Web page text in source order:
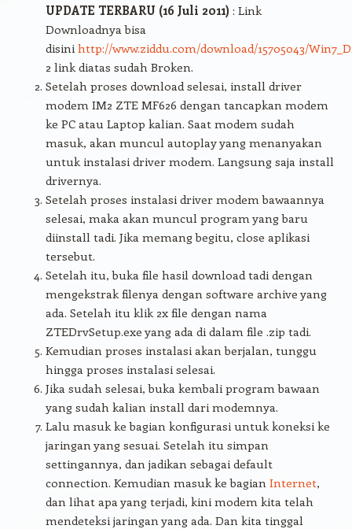
UPDATE TERBARU (16 Juli 2011) : Link
Downloadnya bisa
disini http://www.ziddu.com/download/15705043/
2 link diatas sudah Broken.
Setelah proses download selesai, install driver
modem IM2 ZTE MF626 dengan tancapkan modem
ke PC atau Laptop kalian. Saat modem sudah
masuk, akan muncul autoplay yang menanyakan
untuk instalasi driver modem. Langsung saja install
drivernya.
Setelah proses instalasi driver modem bawaannya
selesai, maka akan muncul program yang baru
diinstall tadi. Jika memang begitu, close aplikasi
tersebut.
Setelah itu, buka file hasil download tadi dengan
mengekstrak filenya dengan software archive yang
ada. Setelah itu klik 2x file dengan nama
ZTEDrvSetup.exe yang ada di dalam file .zip tadi.
Kemudian proses instalasi akan berjalan, tunggu
hingga proses instalasi selesai.
Jika sudah selesai, buka kembali program bawaan
yang sudah kalian install dari modemnya.
Lalu masuk ke bagian konfigurasi untuk koneksi ke
jaringan yang sesuai. Setelah itu simpan
settingannya, dan jadikan sebagai default
connection. Kemudian masuk ke bagian Internet,
dan lihat apa yang terjadi, kini modem kita telah
mendeteksi jaringan yang ada. Dan kita tinggal